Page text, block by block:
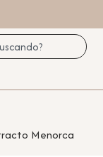
Menorca